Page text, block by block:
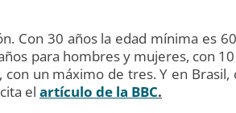
Con 30 años la edad mínima es
para hombres y mujeres, con
un máximo de tres. Y en Brasil,
cita el artículo de la BBC.